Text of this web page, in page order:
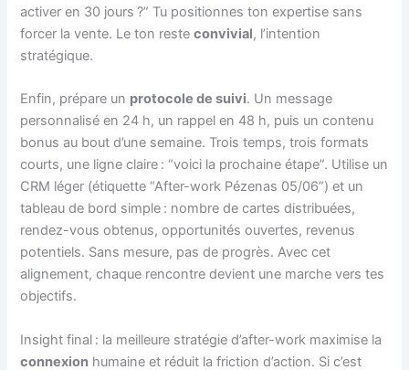
activer en 30 jours ?” Tu positionnes ton expertise sans
forcer la vente. Le ton resteconvivial, l’intention
stratégique.
Enfin, prépare un protocole de suivi. Un message
personnalisé en 24 h, un rappel en 48 h, puis un contenu
bonus au bout d’une semaine. Trois temps, trois formats
courts, une ligne claire : “voici la prochaine étape”. Utilise un
CRM léger (étiquette “After-work Pézenas 05/06”) et un
tableau de bord simple : nombre de cartes distribuées,
rendez-vous obtenus, opportunités ouvertes, revenus
potentiels. Sans mesure, pas de progrès. Avec cet
alignement, chaque rencontre devient une marche vers tes
objectifs.
Insight final : la meilleure stratégie d’after-work maximise la
connexion humaine et réduit la friction d’action. Si c’est